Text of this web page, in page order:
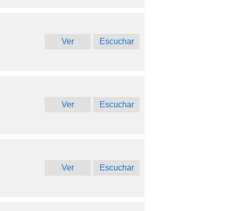
Ver Escuchar
Ver Escuchar
Ver Escuchar